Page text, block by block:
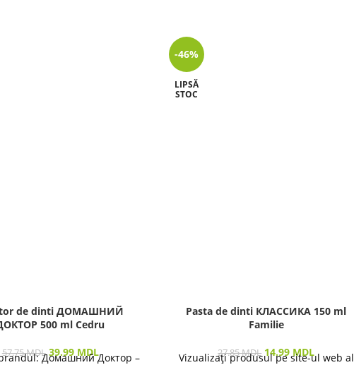
de dinti ДОМАШНИЙ
500 ml Cedru
57.75MDL 39.99 MDL
Домашний Доктор –
-46%
LIPSĂ
STOC
Pasta de dinti КЛАССИКА 150 ml
Familie
27.85MDL 14.99 MDL
Vizualizați produsul pe site-ul web al